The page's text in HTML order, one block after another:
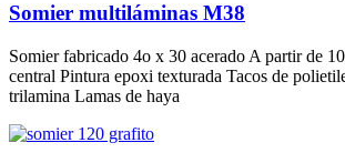
Somier multiláminas M38
Somier fabricado 4o x 30 acerado A partir de
central Pintura epoxi texturada Tacos de
trilamina Lamas de haya